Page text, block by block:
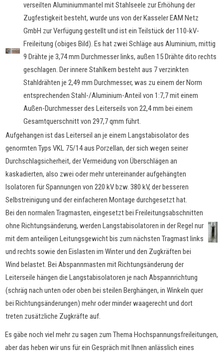
verseilten Aluminiummantel mit Stahlseele zur Erhöhung der
Zugfestigkeit besteht, wurde uns von der Kasseler EAM Netz
GmbH zur Verfügung gestellt und ist ein Teilstück der 110-kV-
Freileitung (obiges Bild). Es hat zwei Schläge aus Aluminium, mittig
9 Drähte je 3,74 mm Durchmesser links, außen 15 Drähte dito rechts
geschlagen. Der innere Stahlkern besteht aus 7 verzinkten
Stahldrähten je 2,49 mm Durchmesser, was zu einem der Norm
entsprechenden Stahl-/Aluminium-Anteil von 1:7,7 mit einem
Außen-Durchmesser des Leiterseils von 22,4 mm bei einem
Gesamtquerschnitt von 297,7 qmm führt.
Aufgehangen ist das Leiterseil an je einem Langstabisolator des
genormten Typs VKL 75/14 aus Porzellan, der sich wegen seiner
Durchschlagsicherheit, der Vermeidung von Überschlägen an
kaskadierten, also zwei oder mehr untereinander aufgehängten
Isolatoren für Spannungen von 220 kV bzw. 380 kV, der besseren
Selbstreinigung und der einfacheren Montage durchgesetzt hat.
Bei den normalen Tragmasten, eingesetzt bei Freileitungsabschnitten
ohne Richtungsänderung, werden Langstabisolatoren in der Regel nur
mit dem anteiligen Leitungsgewicht bis zum nächsten Tragmast links
und rechts sowie den Eislasten im Winter und den Zugkräften bei
Wind belastet. Bei Abspannmasten mit Richtungsänderung der
Leiterseile hängen die Langstabisolatoren je nach Abspannrichtung
(schräg nach unten oder oben bei steilen Berghängen, in Winkeln quer
bei Richtungsänderungen) mehr oder minder waagerecht und dort
treten zusätzliche Zugkräfte auf.
Es gäbe noch viel mehr zu sagen zum Thema Hochspannungsfreileitungen,
aber das heben wir uns für ein Gespräch mit Ihnen anlässlich eines